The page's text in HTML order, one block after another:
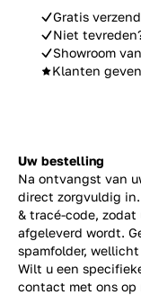
Gratis
Niet
Showroom
Klanten
Uw bestelling
Na ontvangst van
direct zorgvuldig
& tracé-code,
afgeleverd wordt.
spamfolder,
Wilt u een
contact met ons